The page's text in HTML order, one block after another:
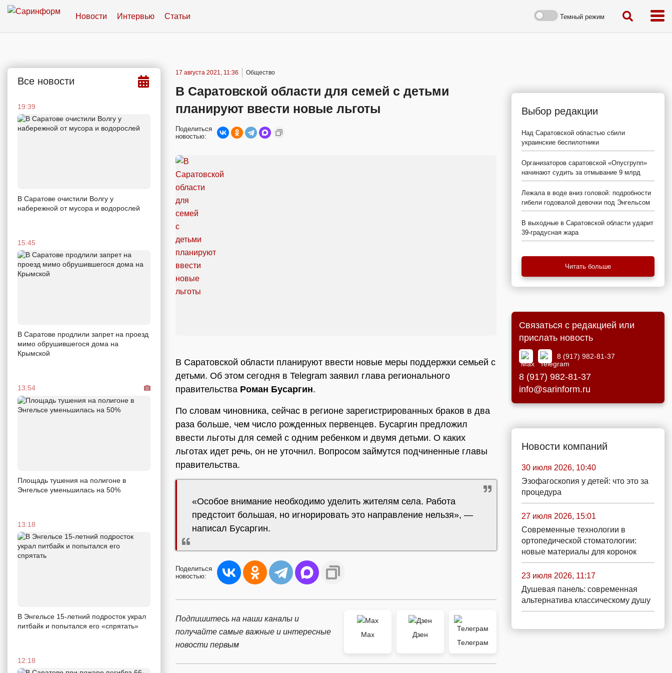
Новости Интервью Статьи Темный режим
Все новости
19:39
В Саратове очистили Волгу у
набережной от мусора и водорослей
15:45
В Саратове продлили запрет на проезд
мимо обрушившегося дома на
Крымской
13:54
Площадь тушения на полигоне в
Энгельсе уменьшилась на 50%
13:18
В Энгельсе 15-летний подросток украл
питбайк и попытался его «спрятать»
12:18
17 августа 2021, 11:36 Общество
В Саратовской области для семей с детьми
планируют ввести новые льготы
Поделиться
новостью:
В Саратовской области планируют ввести новые меры поддержки семьей с
детьми. Об этом сегодня в Telegram заявил глава регионального
правительства Роман Бусаргин.
По словам чиновника, сейчас в регионе зарегистрированных браков в два
раза больше, чем число рожденных первенцев. Бусаргин предложил
ввести льготы для семей с одним ребенком и двумя детьми. О каких
льготах идет речь, он не уточнил. Вопросом займутся подчиненные главы
правительства.
«Особое внимание необходимо уделить жителям села. Работа
предстоит большая, но игнорировать это направление нельзя», —
написал Бусаргин.
Поделиться
новостью:
Подпишитесь на наши каналы и
получайте самые важные и интересные
новости первым
Max
Дзен
Телеграм
Выбор редакции
Над Саратовской областью сбили
украинские беспилотники
Организаторов саратовской «Опусгрупп»
начинают судить за отмывание 9 млрд
Лежала в воде вниз головой: подробности
гибели годовалой девочки под Энгельсом
В выходные в Саратовской области ударит
39-градусная жара
Читать больше
Связаться с редакцией или
прислать новость
8 (917) 982-81-37
8 (917) 982-81-37
info@sarinform.ru
Новости компаний
30 июля 2026, 10:40
Эзофагоскопия у детей: что это за
процедура
27 июля 2026, 15:01
Современные технологии в
ортопедической стоматологии:
новые материалы для коронок
23 июля 2026, 11:17
Душевая панель: современная
альтернатива классическому душу